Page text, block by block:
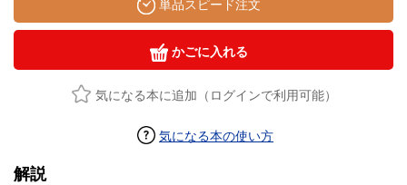
単品スピード注文
かごに入れる
気になる本に追加（ログインで利用可能）
気になる本の使い方
解説